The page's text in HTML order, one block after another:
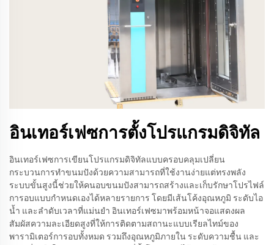
อินเทอร์เฟซการตั้งโปรแกรมดิจิทัล
อินเทอร์เฟซการเขียนโปรแกรมดิจิทัลแบบครอบคลุมเปลี่ยน
กระบวนการทำขนมปังด้วยความสามารถที่ใช้งานง่ายแต่ทรงพลัง
ระบบขั้นสูงนี้ช่วยให้คนอบขนมปังสามารถสร้างและเก็บรักษาโปรไฟล์
การอบแบบกำหนดเองได้หลายรายการ โดยมีเส้นโค้งอุณหภูมิ ระดับไอ
น้ำ และลำดับเวลาที่แม่นยำ อินเทอร์เฟซมาพร้อมหน้าจอแสดงผล
สัมผัสความละเอียดสูงที่ให้การติดตามสถานะแบบเรียลไทม์ของ
พารามิเตอร์การอบทั้งหมด รวมถึงอุณหภูมิภายใน ระดับความชื้น และ